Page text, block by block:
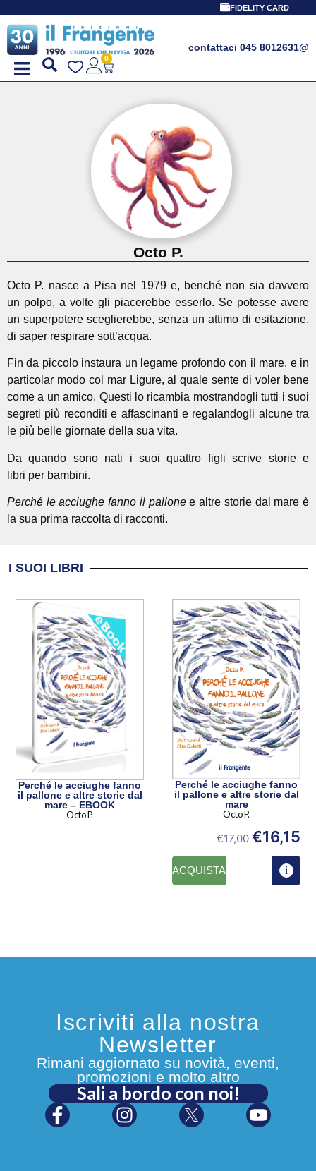
FIDELITY CARD
contattaci 045 8012631@
0
Octo P.
Octo P. nasce a Pisa nel 1979 e, benché non sia davvero
un polpo, a volte gli piacerebbe esserlo. Se potesse avere
un superpotere sceglierebbe, senza un attimo di esitazione,
di saper respirare sott’acqua.
Fin da piccolo instaura un legame profondo con il mare, e in
particolar modo col mar Ligure, al quale sente di voler bene
come a un amico. Questi lo ricambia mostrandogli tutti i suoi
segreti più reconditi e affascinanti e regalandogli alcune tra
le più belle giornate della sua vita.
Da quando sono nati i suoi quattro figli scrive storie e
libri per bambini.
Perché le acciughe fanno il pallonee altre storie dal mare è
la sua prima raccolta di racconti.
I SUOI LIBRI
Perché le acciughe fanno
il pallone e altre storie dal
mare – EBOOK
Octo P.
Perché le acciughe fanno
il pallone e altre storie dal
mare
Octo P.
€17,00 €16,15
ACQUISTA
Iscriviti alla nostra
Newsletter
Rimani aggiornato su novità, eventi,
promozioni e molto altro
Sali a bordo con noi!